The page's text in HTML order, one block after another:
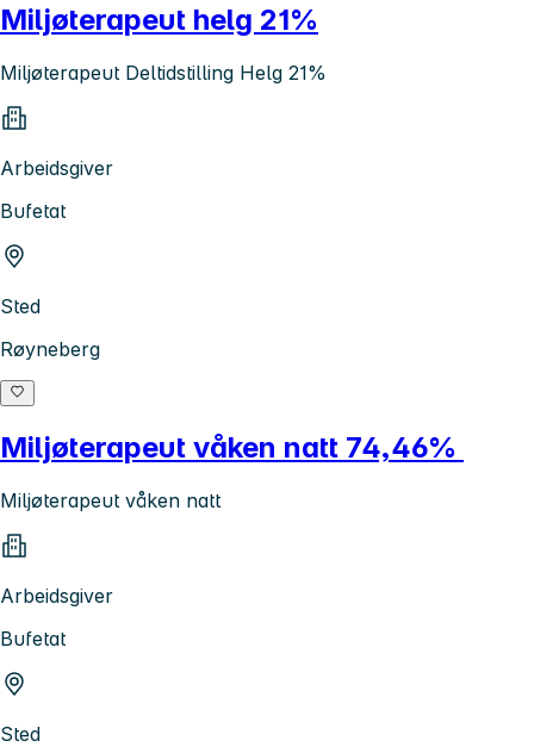
Miljøterapeut helg 21%
Miljøterapeut Deltidstilling Helg 21%
Arbeidsgiver
Bufetat
Sted
Røyneberg
Miljøterapeut våken natt 74,46%
Miljøterapeut våken natt
Arbeidsgiver
Bufetat
Sted